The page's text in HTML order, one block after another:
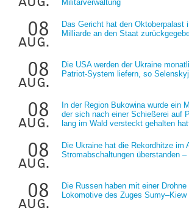
Militärverwaltung
08
aug.
Das Gericht hat den Oktoberpalast
Milliarde an den Staat
08
aug.
Die USA werden der Ukraine
Patriot-System liefern, so Selenskyj
08
aug.
In der Region Bukowina wurde ein
der sich nach einer Schießerei auf
lang im Wald versteckt gehalten
08
aug.
Die Ukraine hat die Rekordhitze im
Stromabschaltungen überstanden –
08
aug.
Die Russen haben mit einer
Lokomotive des Zuges Sumy–Kiew